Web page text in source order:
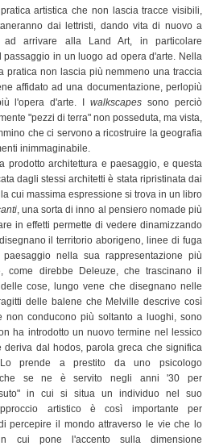
artistica che non lascia tracce visibili,
dai lettristi, dando vita di nuovo a
ad arrivare alla Land Art, in particolare
passaggio in un luogo ad opera d'arte. Nella
pratica non lascia più nemmeno una traccia
affidato ad una documentazione, perlopiù
l'opera d'arte. Iwalkscapes sono perciò
"pezzi di terra" non posseduta, ma vista,
che ci servono a ricostruire la geografia
inimmaginabile.
prodotto architettura e paesaggio, e questa
dagli stessi architetti è stata ripristinata dai
cui massima espressione si trova in un libro
, una sorta di inno al pensiero nomade più
in effetti permette di vedere dinamizzando
il territorio aborigeno, linee di fuga
nella sua rappresentazione più
come direbbe Deleuze, che trascinano il
cose, lungo vene che disegnano nelle
delle balene che Melville descrive così
non conducono più soltanto a luoghi, sono
ha introdotto un nuovo termine nel lessico
deriva dal hodos, parola greca che significa
prende a prestito da uno psicologo
se ne è servito negli anni '30 per
in cui si situa un individuo nel suo
artistico è così importante per
percepire il mondo attraverso le vie che lo
cui pone l'accento sulla dimensione